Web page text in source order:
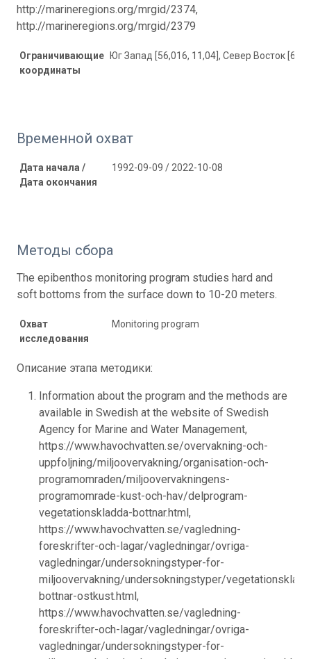
http://marineregions.org/mrgid/2374,
http://marineregions.org/mrgid/2379
Ограничивающие
координаты
Юг Запад [56,016, 11,04], Север Восток
Временной охват
Дата начала /
Дата окончания
1992-09-09 / 2022-10-08
Методы сбора
The epibenthos monitoring program studies hard and
soft bottoms from the surface down to 10-20 meters.
Охват
исследования
Monitoring program
Описание этапа методики:
Information about the program and the methods are
available in Swedish at the website of Swedish
Agency for Marine and Water Management,
https://www.havochvatten.se/overvakning-och-
uppfoljning/miljoovervakning/organisation-och-
programomraden/miljoovervakningens-
programomrade-kust-och-hav/delprogram-
vegetationskladda-bottnar.html,
https://www.havochvatten.se/vagledning-
foreskrifter-och-lagar/vagledningar/ovriga-
vagledningar/undersokningstyper-for-
miljoovervakning/undersokningstyper/
bottnar-ostkust.html,
https://www.havochvatten.se/vagledning-
foreskrifter-och-lagar/vagledningar/ovriga-
vagledningar/undersokningstyper-for-